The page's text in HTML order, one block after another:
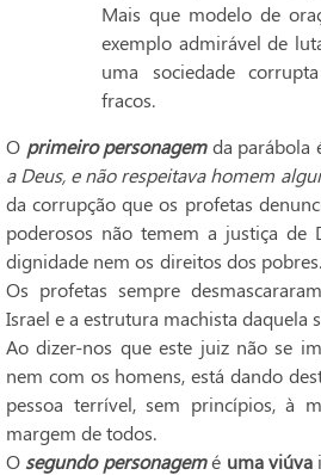
Mais que modelo de
exemplo admirável de
uma sociedade
fracos.
O primeiro personagemda parábola
a Deus, e não respeitava homem
da corrupção que os profetas
poderosos não temem a justiça de
dignidade nem os direitos dos
Os profetas sempre
Israel e a estrutura machista daquela
Ao dizer-nos que este juiz não se
nem com os homens, está dando
pessoa terrível, sem princípios, à
margem de todos.
O segundo personagemé uma viúva